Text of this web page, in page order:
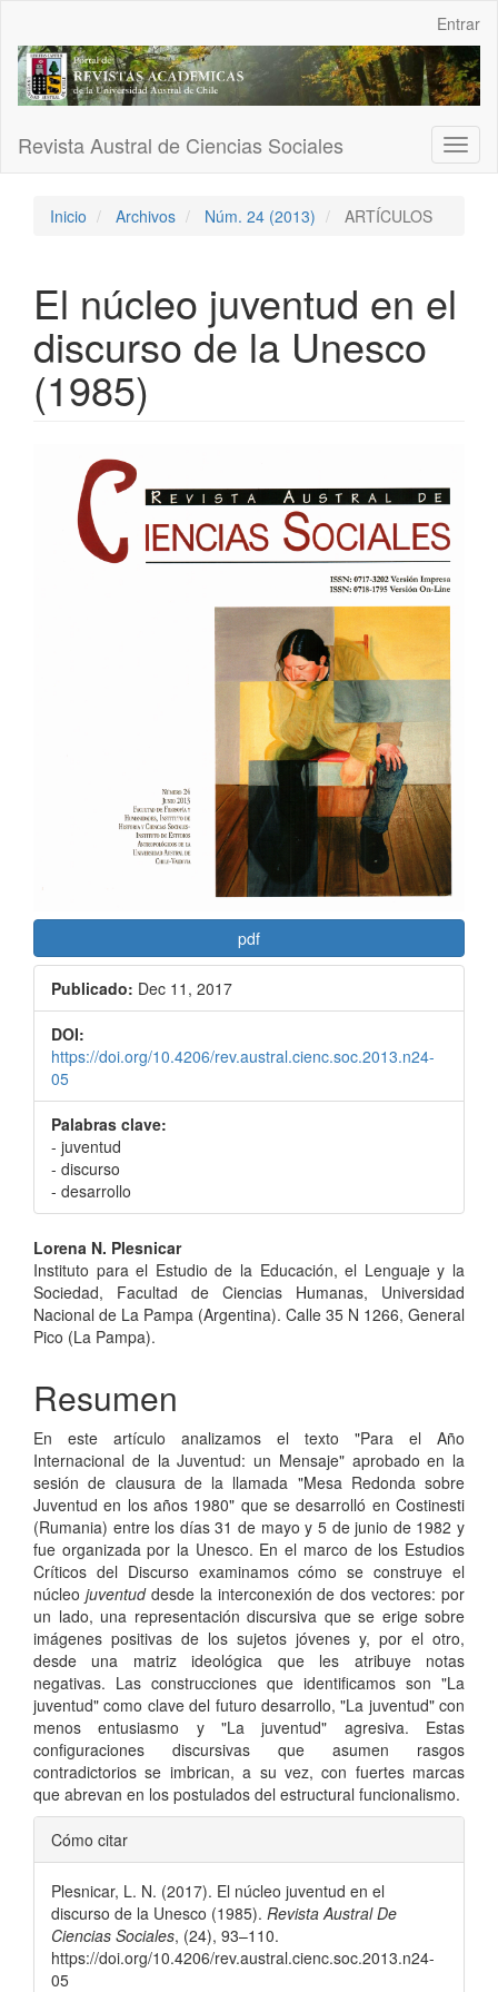
Contenido
principal
Barra
Entrar
Revista Austral de Ciencias Sociales
Inicio Archivos Núm. 24 (2013) ARTÍCULOS
El núcleo juventud en el
discurso de la Unesco
(1985)
Barra
lateral
del
artículo
pdf
Publicado: Dec 11, 2017
DOI:
https://doi.org/10.4206/rev.austral.cienc.soc.2013.n24-
05
Palabras clave:
- juventud
- discurso
- desarrollo
Contenido
principal
del
Lorena N. Plesnicar
Instituto para el Estudio de la Educación, el Lenguaje y la
Sociedad, Facultad de Ciencias Humanas, Universidad
Nacional de La Pampa (Argentina). Calle 35 N 1266, General
Pico (La Pampa).
Resumen
En este artículo analizamos el texto "Para el Año
Internacional de la Juventud: un Mensaje" aprobado en la
sesión de clausura de la llamada "Mesa Redonda sobre
Juventud en los años 1980" que se desarrolló en Costinesti
(Rumania) entre los días 31 de mayo y 5 de junio de 1982 y
fue organizada por la Unesco. En el marco de los Estudios
Críticos del Discurso examinamos cómo se construye el
núcleo juventuddesde la interconexión de dos vectores: por
un lado, una representación discursiva que se erige sobre
imágenes positivas de los sujetos jóvenes y, por el otro,
desde una matriz ideológica que les atribuye notas
negativas. Las construcciones que identificamos son "La
juventud" como clave del futuro desarrollo, "La juventud" con
menos entusiasmo y "La juventud" agresiva. Estas
configuraciones discursivas que asumen rasgos
contradictorios se imbrican, a su vez, con fuertes marcas
que abrevan en los postulados del estructural funcionalismo.
Detalles
del
artículo
Cómo citar
Plesnicar, L. N. (2017). El núcleo juventud en el
discurso de la Unesco (1985). Revista Austral De
Ciencias Sociales, (24), 93–110.
https://doi.org/10.4206/rev.austral.cienc.soc.2013.n24-
05